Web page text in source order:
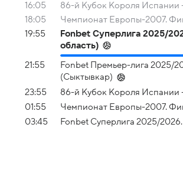
16:05
86-й Кубок Короля Испании
18:05
Чемпионат Европы-2007.
19:55
Fonbet Суперлига 2025/
область)
21:55
Fonbet Премьер-лига 2025/
(Сыктывкар)
23:55
86-й Кубок Короля Испании
01:55
Чемпионат Европы-2007.
03:45
Fonbet Суперлига 2025/